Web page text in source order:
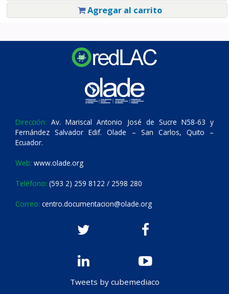
Agregar al carrito
Dirección: Av. Mariscal Antonio José de Sucre N58-63 y
Fernández Salvador Edif. Olade – San Carlos, Quito –
Ecuador.
Web: www.olade.org
Teléfono: (593 2) 259 8122 / 2598 280
Correo: centro.documentacion@olade.org
Tweets by cubemediaco